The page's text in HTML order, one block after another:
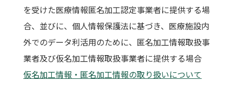
を受けた医療情報匿名加工認定事業者に提供する場
合、並びに、個人情報保護法に基づき、医療施設内
外でのデータ利活用のために、匿名加工情報取扱事
業者及び仮名加工情報取扱事業者に提供する場合
仮名加工情報・匿名加工情報の取り扱いについて